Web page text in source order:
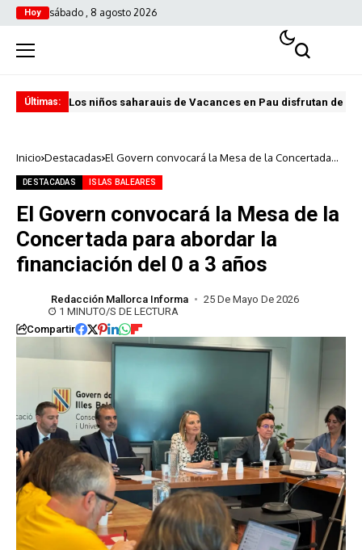
Hoy sábado , 8 agosto 2026
Últimas: Los niños saharauis de Vacances en Pau disfrutan de
Inicio Destacadas El Govern convocará la Mesa de la Concertada
DESTACADAS ISLAS BALEARES
El Govern convocará la Mesa de la
Concertada para abordar la
financiación del 0 a 3 años
Redacción Mallorca Informa
25 De Mayo De 2026
1 MINUTO/S DE LECTURA
Compartir